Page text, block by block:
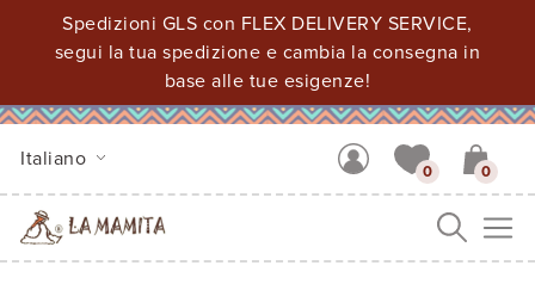
Spedizioni GLS con FLEX DELIVERY SERVICE,
segui la tua spedizione e cambia la consegna in
base alle tue esigenze!
Italiano
0 0